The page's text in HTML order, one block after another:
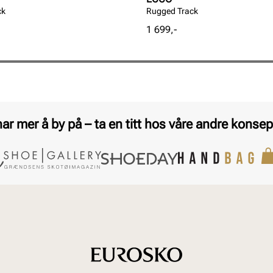
Rugged Track
Pris
1 699,-
mer å by på – ta en titt hos våre andre